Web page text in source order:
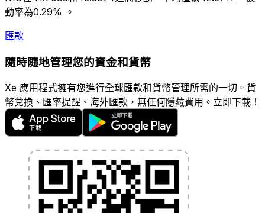
動率為0.29% 。
匯款
隨時隨地管理您的資金和貨幣
Xe 應用程式擁有您進行全球匯款和貨幣管理所需的一切。貨
幣兌換、匯率提醒、海外匯款，無任何隱藏費用。立即下載！